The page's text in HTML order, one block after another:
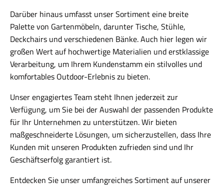
Darüber hinaus umfasst unser Sortiment eine breite
Palette von Gartenmöbeln, darunter Tische, Stühle,
Deckchairs und verschiedenen Bänke. Auch hier legen wir
großen Wert auf hochwertige Materialien und erstklassige
Verarbeitung, um Ihrem Kundenstamm ein stilvolles und
komfortables Outdoor-Erlebnis zu bieten.
Unser engagiertes Team steht Ihnen jederzeit zur
Verfügung, um Sie bei der Auswahl der passenden Produkte
für Ihr Unternehmen zu unterstützen. Wir bieten
maßgeschneiderte Lösungen, um sicherzustellen, dass Ihre
Kunden mit unseren Produkten zufrieden sind und Ihr
Geschäftserfolg garantiert ist.
Entdecken Sie unser umfangreiches Sortiment auf unserer